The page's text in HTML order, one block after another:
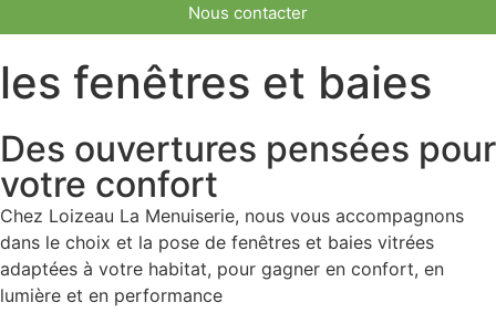
Nous contacter
les fenêtres et baies
Des ouvertures pensées pour
votre confort
Chez Loizeau La Menuiserie, nous vous accompagnons
dans le choix et la pose de fenêtres et baies vitrées
adaptées à votre habitat, pour gagner en confort, en
lumière et en performance